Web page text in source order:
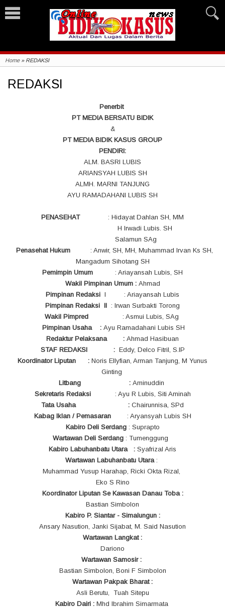
Home» REDAKSI
REDAKSI
Penerbit
PT MEDIA BERSATU BIDIK
&
PT MEDIA BIDIK KASUS GROUP
PENDIRI:
ALM. BASRI LUBIS
ARIANSYAH LUBIS SH
ALMH. MARNI TANJUNG
AYU RAMADAHANI LUBIS SH
PENASEHAT: Hidayat Dahlan SH, MM
H Irwadi Lubis. SH
Salamun SAg
Penasehat Hukum : Anwir, SH, MH, Muhammad Irvan Ks SH,
Mangadum Sihotang SH
Pemimpin Umum : Ariayansah Lubis, SH
Wakil Pimpinan Umum : Ahmad
Pimpinan Redaksi I : Ariayansah Lubis
Pimpinan Redaksi II : Irwan Surbakti Torong
Wakil Pimpred: Asmui Lubis, SAg
Pimpinan Usaha : Ayu Ramadahani Lubis SH
Redaktur Pelaksana : Ahmad Hasibuan
STAF REDAKSI : Eddy, Delco Fitril, S.IP
Koordinator Liputan : Noris Ellyfian, Arman Tanjung, M Yunus
Ginting
Litbang : Aminuddin
Sekretaris Redaksi : Ayu R Lubis, Siti Aminah
Tata Usaha : Chairunnisa, SPd
Kabag Iklan / Pemasaran
: Aryansyah Lubis SH
Kabiro Deli Serdang: Suprapto
Wartawan Deli Serdang : Tumenggung
Kabiro Labuhanbatu Utara : Syafrizal Aris
Wartawan Labuhanbatu Utara :
Muhammad Yusup Harahap, Ricki Okta Rizal,
Eko S Rino
Koordinator Liputan Se Kawasan Danau Toba :
Bastian Simbolon
Kabiro P. Siantar - Simalungun :
Ansary Nasution, Janki Sijabat, M. Said Nasution
Wartawan Langkat :
Dariono
Wartawan Samosir :
Bastian Simbolon, Boni F Simbolon
Wartawan Pakpak Bharat :
Asli Berutu, Tuah Sitepu
Kabiro Dairi : Mhd Ibrahim Simarmata